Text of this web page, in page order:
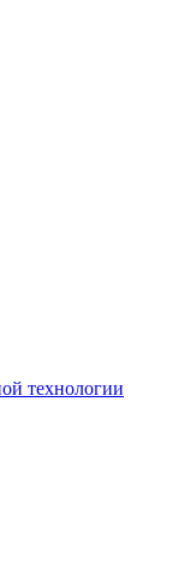
технологии